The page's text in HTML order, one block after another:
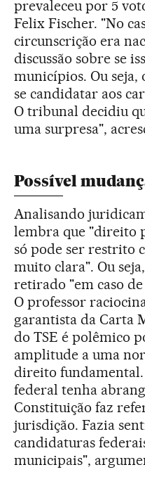
prevaleceu por 5
Felix Fischer. "No
circunscrição era
discussão sobre se
municípios. Ou
se candidatar aos
O tribunal decidiu
uma surpresa",
Possível
Analisando
lembra que "direito
só pode ser restrito
muito clara". Ou
retirado "em caso
O professor
garantista da Carta
do TSE é polêmico
amplitude a uma
direito fundamental.
federal tenha
Constituição faz
jurisdição. Fazia
candidaturas
municipais",